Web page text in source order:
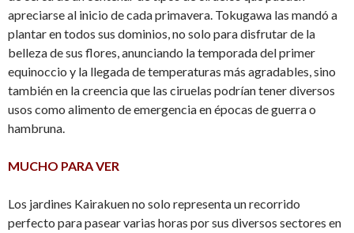
apreciarse al inicio de cada primavera. Tokugawa las mandó a
plantar en todos sus dominios, no solo para disfrutar de la
belleza de sus flores, anunciando la temporada del primer
equinoccio y la llegada de temperaturas más agradables, sino
también en la creencia que las ciruelas podrían tener diversos
usos como alimento de emergencia en épocas de guerra o
hambruna.
MUCHO PARA VER
Los jardines Kairakuen no solo representa un recorrido
perfecto para pasear varias horas por sus diversos sectores en